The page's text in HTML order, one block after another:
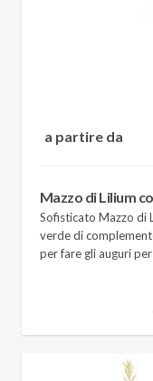
a partire da
Mazzo di Lilium
Sofisticato Mazzo di
verde di
per fare gli auguri